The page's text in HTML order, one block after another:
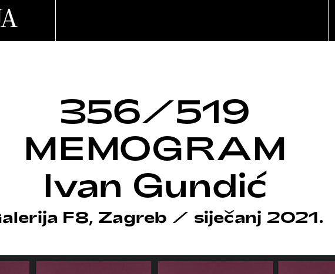
356/519
MEMOGRAM
Ivan Gundić
F8, Zagreb / siječanj 2021.